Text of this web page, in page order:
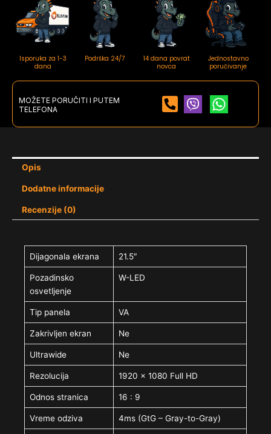
Isporuka za 1-3
dana
Podrška 24/7
14 dana povrat
novca
Jednostavno
poručivanje
MOŽETE PORUČITI I PUTEM
TELEFONA
Opis
Dodatne informacije
Recenzije (0)
Dijagonala ekrana 21.5″
Pozadinsko
osvetljenje
W-LED
Tip panela VA
Zakrivljen ekran Ne
Ultrawide Ne
Rezolucija 1920 x 1080 Full HD
Odnos stranica 16 : 9
Vreme odziva 4ms (GtG – Gray-to-Gray)